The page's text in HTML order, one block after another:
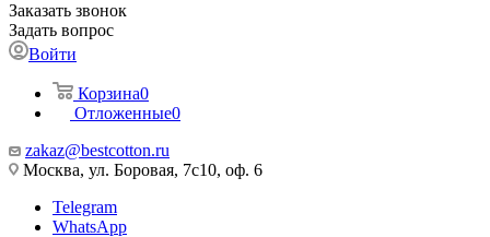
Заказать звонок
Задать вопрос
Войти
Корзина0
Отложенные0
zakaz@bestcotton.ru
Москва, ул. Боровая, 7с10, оф. 6
Telegram
WhatsApp